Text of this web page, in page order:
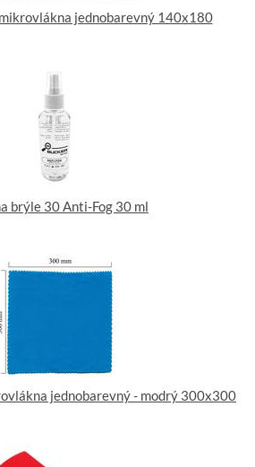
jednobarevný 140x180
brýle 30 Anti-Fog 30 ml
jednobarevný - modrý 300x300